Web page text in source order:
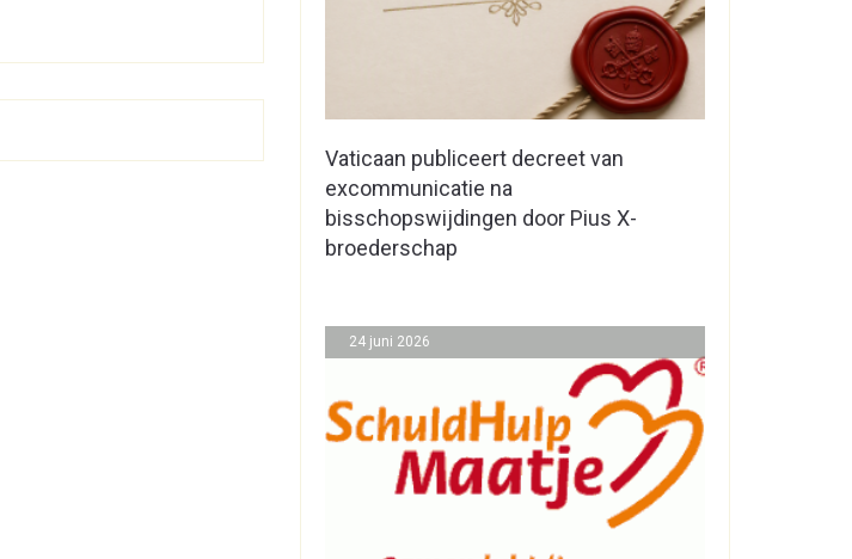
Vaticaan publiceert decreet van
excommunicatie na
bisschopswijdingen door Pius X-
broederschap
24 juni 2026